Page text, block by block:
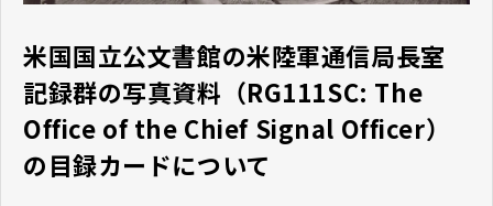
米国国立公文書館の米陸軍通信局長室
記録群の写真資料（RG111SC: The
Office of the Chief Signal Officer）
の目録カードについて